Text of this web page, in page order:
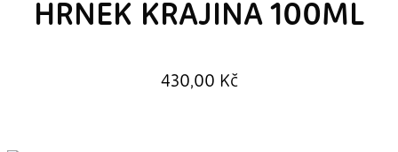
HRNEK KRAJINA 100ML
430,00 Kč